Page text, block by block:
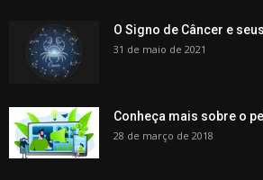
O Signo de Câncer e
31 de maio de 2021
Conheça mais sobre o
28 de março de 2018